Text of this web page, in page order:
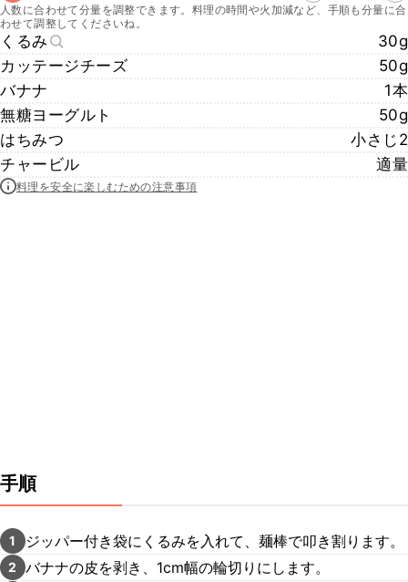
人数に合わせて分量を調整できます。料理の時間や火加減など、手順も分量に合
わせて調整してくださいね。
くるみ
30g
カッテージチーズ
50g
バナナ
1本
無糖ヨーグルト
50g
はちみつ
小さじ2
チャービル
適量
料理を安全に楽しむための注意事項
手順
1 ジッパー付き袋にくるみを入れて、麺棒で叩き割ります。
2 バナナの皮を剥き、1cm幅の輪切りにします。